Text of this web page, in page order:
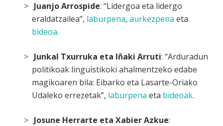
Juanjo Arrospide: “Lidergoa eta lidergo
eraldatzailea”, laburpena, aurkezpena eta
bideoa.
Junkal Txurruka eta Iñaki Arruti: “Arduradun
politikoak linguistikoki ahalmentzeko edabe
magikoaren bila: Eibarko eta Lasarte-Oriako
Udaleko errezetak”, laburpena eta bideoak.
Josune Herrarte eta Xabier Azkue: